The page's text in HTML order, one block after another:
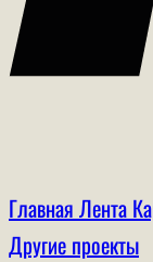
Главная Лента
Другие проекты